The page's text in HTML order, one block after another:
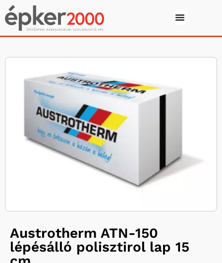
Austrotherm ATN-150
lépésálló polisztirol lap 15